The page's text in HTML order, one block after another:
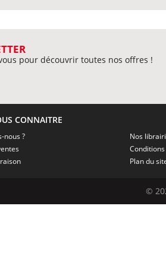
pour découvrir toutes nos offres !
CONNAITRE
nous ?
Nos
Plan du
©